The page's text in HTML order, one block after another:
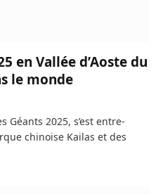
en Vallée d’Aoste du
le monde
Géants 2025, s’est entre-
chinoise Kailas et des